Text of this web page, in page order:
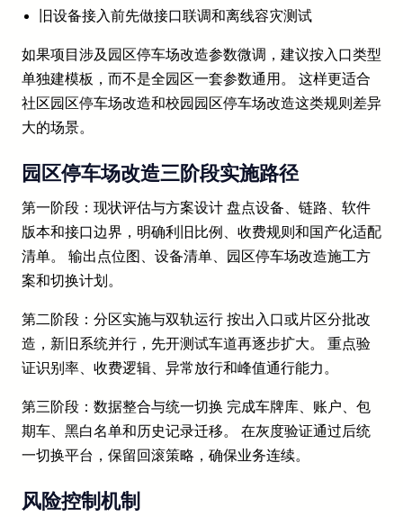
旧设备接入前先做接口联调和离线容灾测试
如果项目涉及园区停车场改造参数微调，建议按入口类型
单独建模板，而不是全园区一套参数通用。 这样更适合
社区园区停车场改造和校园园区停车场改造这类规则差异
大的场景。
园区停车场改造三阶段实施路径
第一阶段：现状评估与方案设计 盘点设备、链路、软件
版本和接口边界，明确利旧比例、收费规则和国产化适配
清单。 输出点位图、设备清单、园区停车场改造施工方
案和切换计划。
第二阶段：分区实施与双轨运行 按出入口或片区分批改
造，新旧系统并行，先开测试车道再逐步扩大。 重点验
证识别率、收费逻辑、异常放行和峰值通行能力。
第三阶段：数据整合与统一切换 完成车牌库、账户、包
期车、黑白名单和历史记录迁移。 在灰度验证通过后统
一切换平台，保留回滚策略，确保业务连续。
风险控制机制